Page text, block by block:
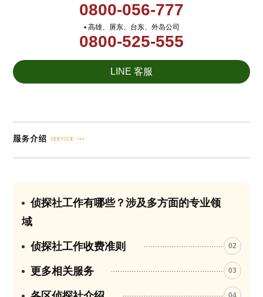
0800-056-777
▪ 高雄、屏东、台东、外岛公司
0800-525-555
LINE 客服
侦探社工作有哪些？涉及多方面的专业领
域
侦探社工作收费准则 02
更多相关服务 03
04